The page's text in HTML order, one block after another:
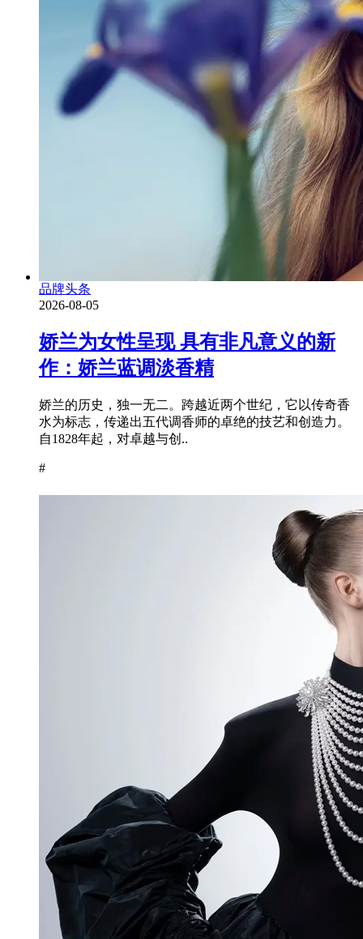
品牌头条
2026-08-05
娇兰为女性呈现 具有非凡意义的新
作：娇兰蓝调淡香精
娇兰的历史，独一无二。跨越近两个世纪，它以传奇香
水为标志，传递出五代调香师的卓绝的技艺和创造力。
自1828年起，对卓越与创..
#